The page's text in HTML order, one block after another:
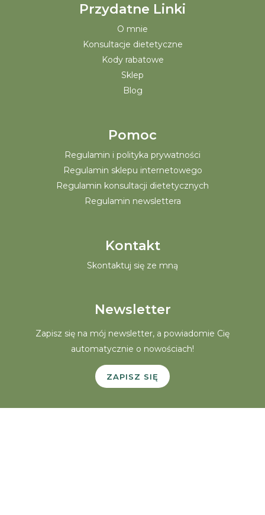
Przydatne Linki
O mnie
Konsultacje dietetyczne
Kody rabatowe
Sklep
Blog
Pomoc
Regulamin i polityka prywatności
Regulamin sklepu internetowego
Regulamin konsultacji dietetycznych
Regulamin newslettera
Kontakt
Skontaktuj się ze mną
Newsletter
Zapisz się na mój newsletter, a powiadomie Cię
automatycznie o nowościach!
ZAPISZ SIĘ